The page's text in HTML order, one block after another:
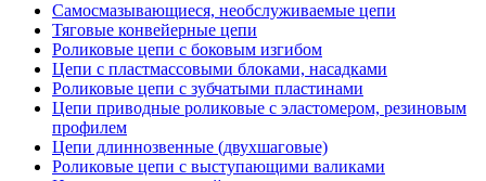
Самосмазывающиеся, необслуживаемые цепи
Тяговые конвейерные цепи
Роликовые цепи с боковым изгибом
Цепи с пластмассовыми блоками, насадками
Роликовые цепи с зубчатыми пластинами
Цепи приводные роликовые с эластомером, резиновым
профилем
Цепи длиннозвенные (двухшаговые)
Роликовые цепи с выступающими валиками